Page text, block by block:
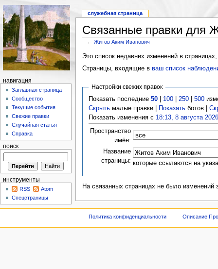
Связанные правки для
←Житов Аким Иванович
Это список недавних изменений в
Страницы, входящие в ваш список
Настройки свежих правок
Показать последние50 100 |250 |500
Скрыть малые правки | Показать ботов |
Показать изменения с 18:13, 8 августа
Пространство
имён:
Название
страницы: которые ссылаются на
На связанных страницах не было изменений
служебная страница
навигация
Заглавная страница
Сообщество
Текущие события
Свежие правки
Случайная статья
Справка
поиск
инструменты
RSS
Atom
Спецстраницы
Политика конфиденциальности Описание